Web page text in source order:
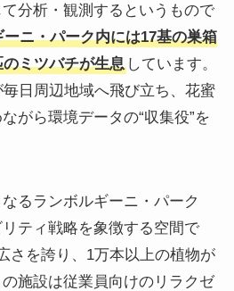
分析・観測するというもので
ニ・パーク内には17基の巣箱
ミツバチが生息しています。
日周辺地域へ飛び立ち、花蜜
がら環境データの“収集役”を
るランボルギーニ・パーク
ティ戦略を象徴する空間で
さを誇り、1万本以上の植物が
施設は従業員向けのリラクゼ